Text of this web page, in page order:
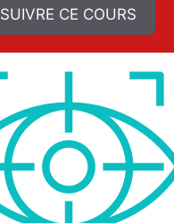
SUIVRE CE COURS